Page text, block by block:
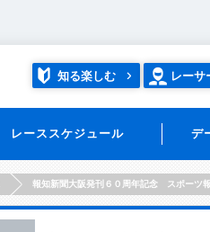
知る楽しむ レーサ
レーススケジュール デ
報知新聞大阪発刊６０周年記念 スポーツ